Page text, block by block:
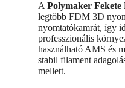
A Polymaker Fekete
legtöbb FDM 3D
nyomtatókamrát, így
professzionális
használható AMS és
stabil filament
mellett.